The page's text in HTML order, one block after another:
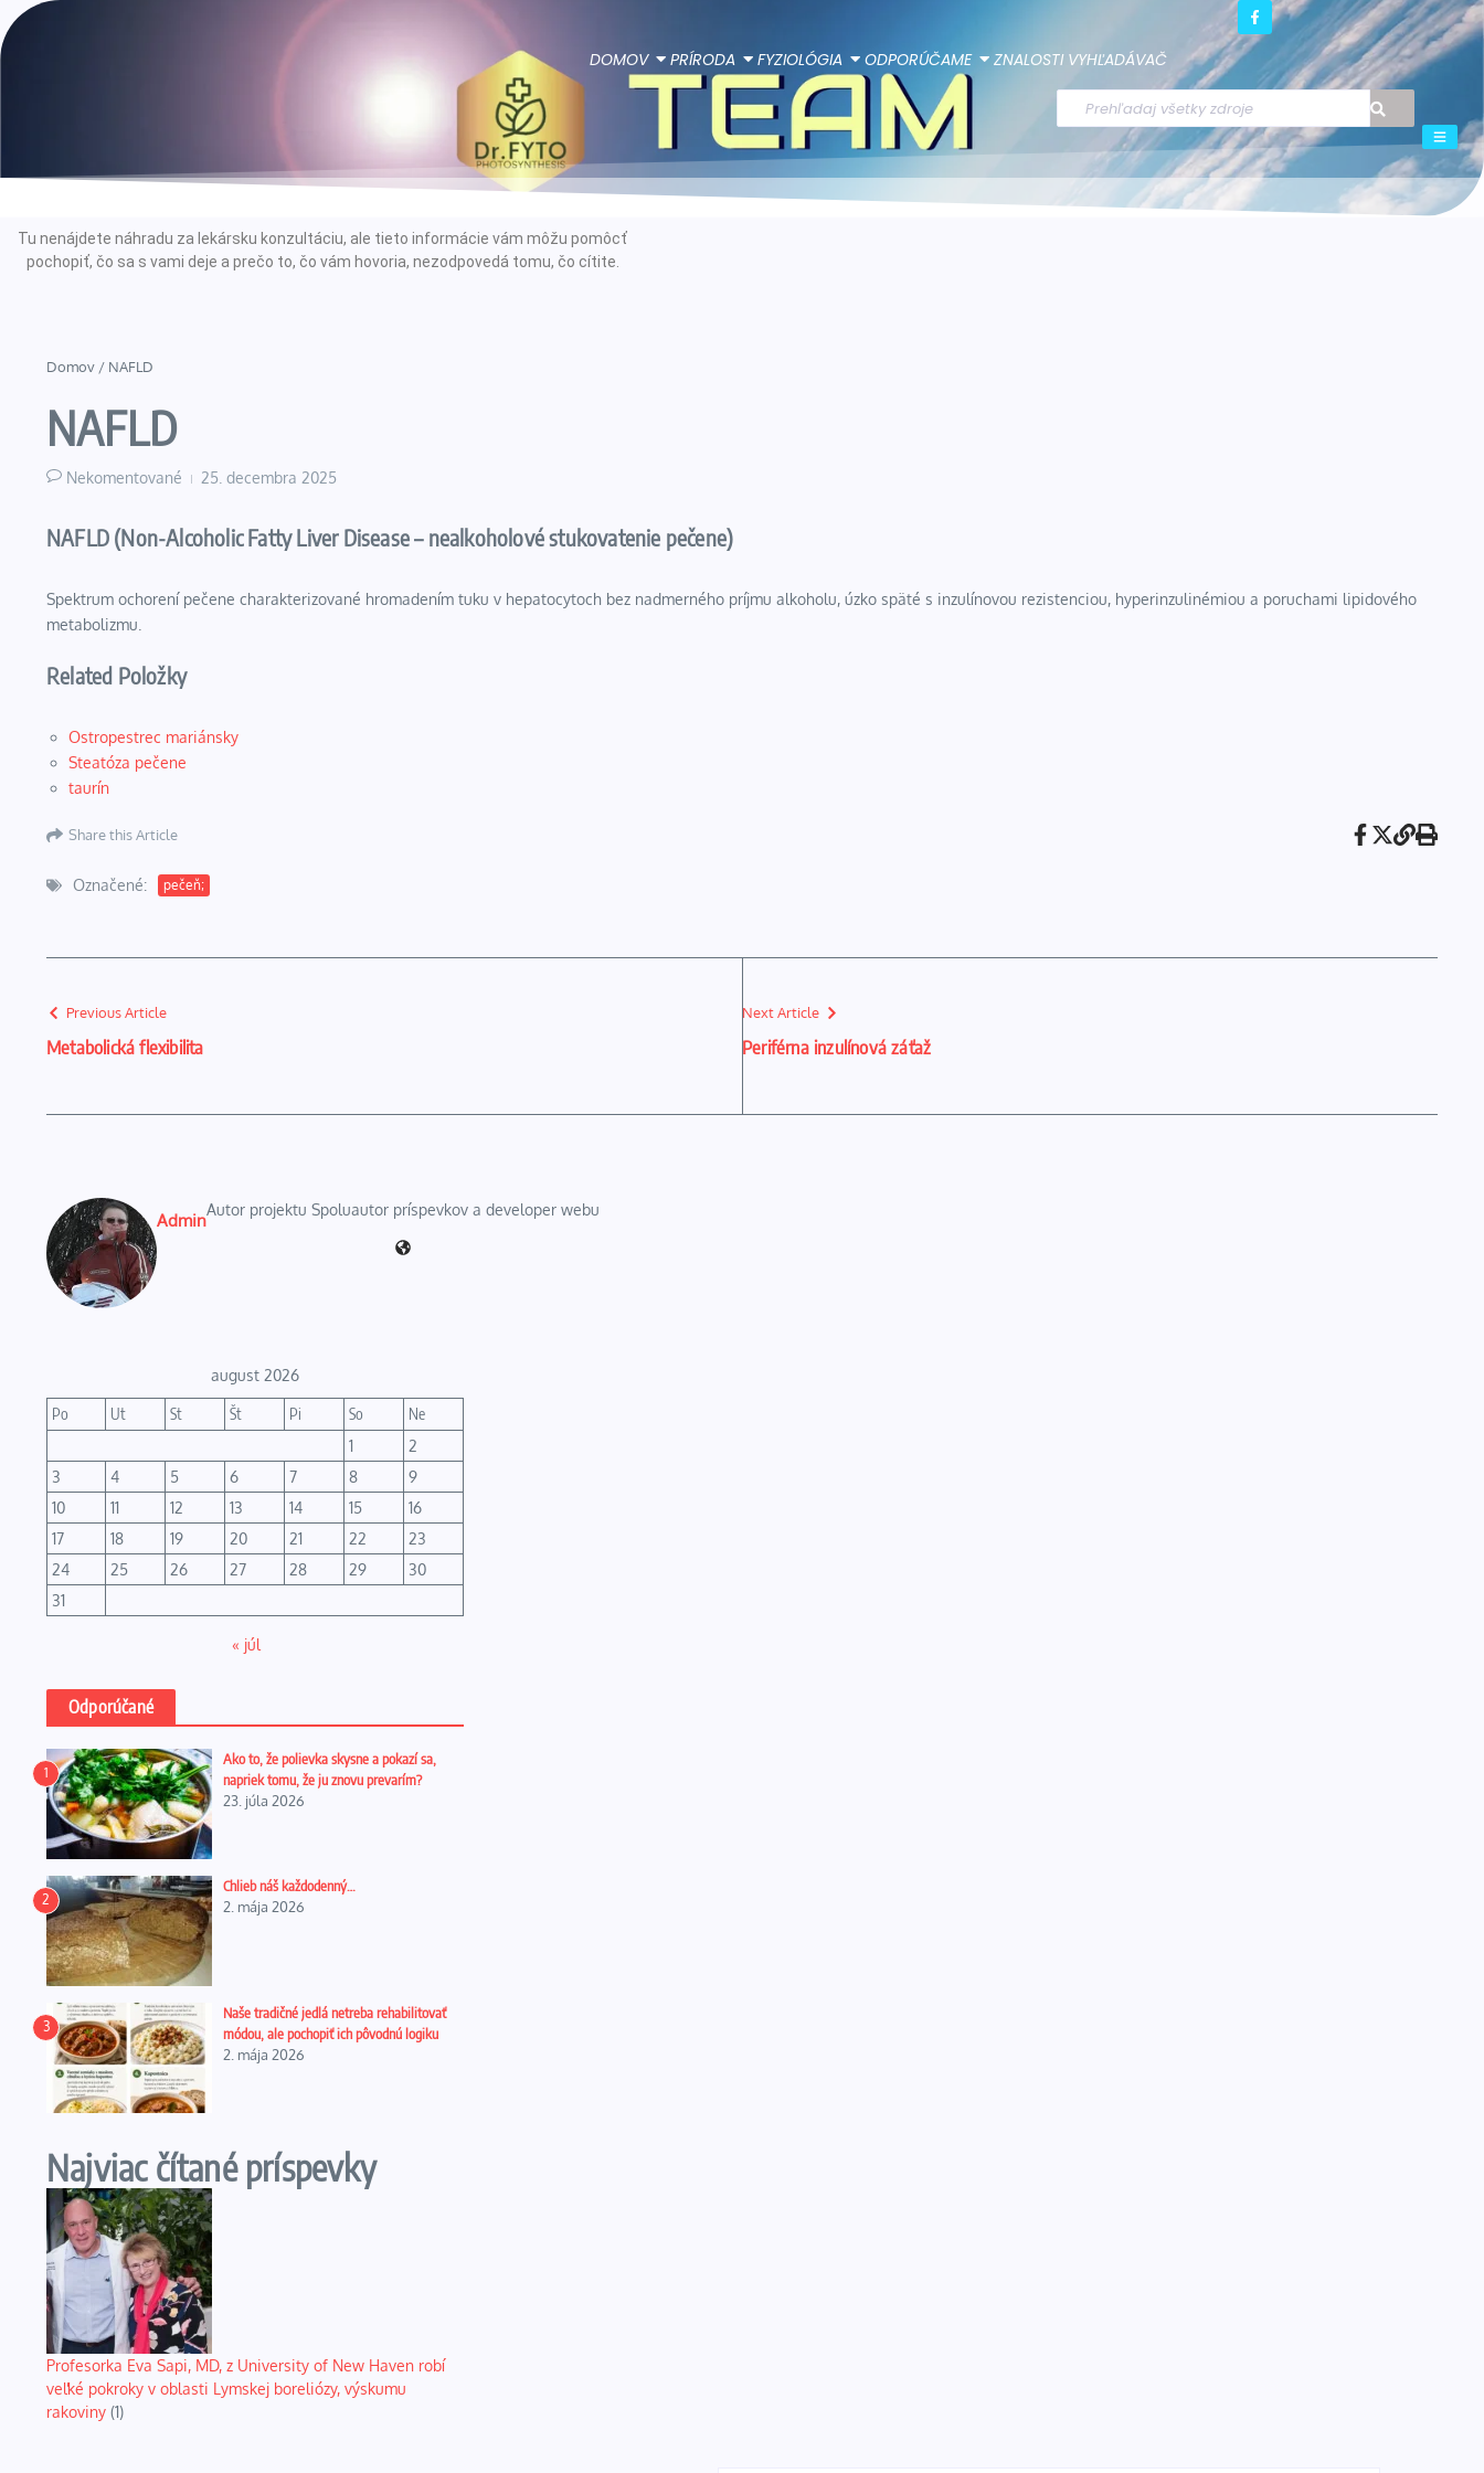
DOMOV PRÍRODA FYZIOLÓGIA ODPORÚČAME ZNALOSTI VYHĽADÁVAČ
Tu nenájdete náhradu za lekársku konzultáciu, ale tieto informácie vám môžu pomôcť
pochopiť, čo sa s vami deje a prečo to, čo vám hovoria, nezodpovedá tomu, čo cítite.
Domov / NAFLD
NAFLD
Nekomentované 25. decembra 2025
NAFLD (Non-Alcoholic Fatty Liver Disease – nealkoholové stukovatenie pečene)
Spektrum ochorení pečene charakterizované hromadením tuku v hepatocytoch bez nadmerného príjmu alkoholu, úzko späté s inzulínovou rezistenciou, hyperinzulinémiou a poruchami lipidového
metabolizmu.
Related Položky
Ostropestrec mariánsky
Steatóza pečene
taurín
Share this Article
Označené: pečeň;
Previous Article
Metabolická flexibilita
Next Article
Periférna inzulínová záťaž
Admin
Autor projektu Spoluautor príspevkov a developer webu
august 2026
Po Ut St Št Pi So
Ne
1
2
3
4 5 6 7 8
9
10
11 12 13 14 15
16
17
18 19 20 21 22
23
24
25 26 27 28 29
30
31
« júl
Odporúčané
1
Ako to, že polievka skysne a pokazí sa,
napriek tomu, že ju znovu prevarím?
23. júla 2026
2
Chlieb náš každodenný…
2. mája 2026
3
Naše tradičné jedlá netreba rehabilitovať
módou, ale pochopiť ich pôvodnú logiku
2. mája 2026
Najviac čítané príspevky
Profesorka Eva Sapi, MD, z University of New Haven robí
veľké pokroky v oblasti Lymskej boreliózy, výskumu
rakoviny (1)